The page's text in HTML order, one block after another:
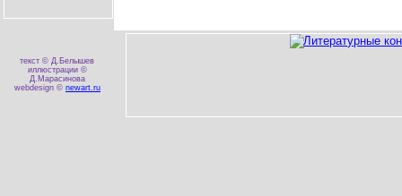
текст © Д.Белышев
иллюстрации ©
Д.Марасинова
webdesign © newart.ru